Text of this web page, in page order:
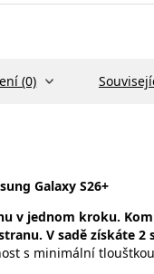
(0)
Galaxy S26+
v jednom kroku.
V sadě získáte 2
s minimální